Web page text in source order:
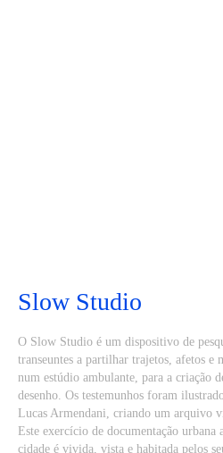
Slow Studio
O Slow Studio é um dispositivo de
transeuntes a partilhar trajetos, afetos e
num estúdio ambulante, para a criação
desenho. Os testemunhos foram
Lucas Armendani, criando um arquivo
Este exercício de documentação urbana
cidade é vivida, vista e habitada pelos